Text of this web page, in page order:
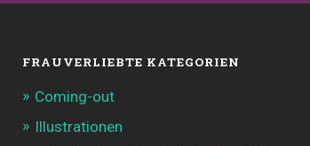
FRAUVERLIEBTE KATEGORIEN
Coming-out
Illustrationen